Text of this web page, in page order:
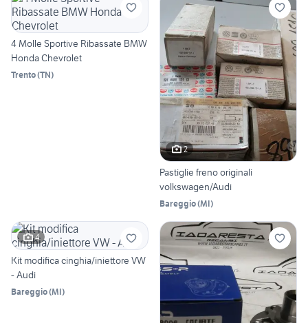
4 Molle Sportive Ribassate BMW
Honda Chevrolet
Trento(TN)
2
Pastiglie freno originali
volkswagen/Audi
Bareggio(MI)
4
Kit modifica cinghia/iniettore VW
- Audi
Bareggio(MI)